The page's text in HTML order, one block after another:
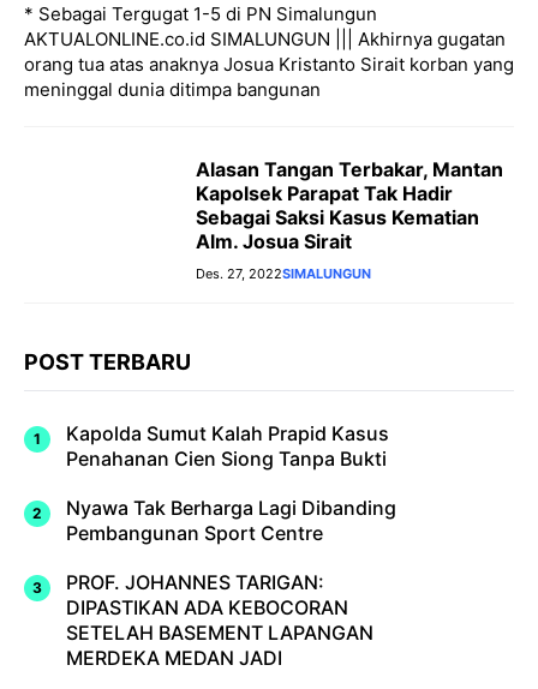
* Sebagai Tergugat 1-5 di PN Simalungun
AKTUALONLINE.co.id SIMALUNGUN ||| Akhirnya gugatan
orang tua atas anaknya Josua Kristanto Sirait korban yang
meninggal dunia ditimpa bangunan
Alasan Tangan Terbakar, Mantan
Kapolsek Parapat Tak Hadir
Sebagai Saksi Kasus Kematian
Alm. Josua Sirait
Des. 27, 2022SIMALUNGUN
POST TERBARU
Kapolda Sumut Kalah Prapid Kasus
Penahanan Cien Siong Tanpa Bukti
Nyawa Tak Berharga Lagi Dibanding
Pembangunan Sport Centre
PROF. JOHANNES TARIGAN:
DIPASTIKAN ADA KEBOCORAN
SETELAH BASEMENT LAPANGAN
MERDEKA MEDAN JADI